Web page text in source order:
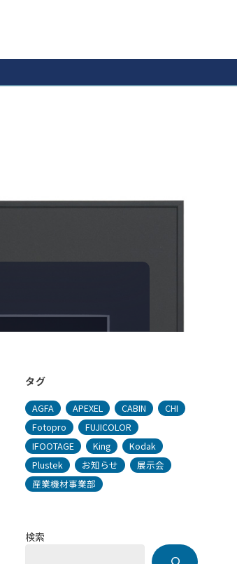
タグ
AGFA APEXEL CABIN
CHI
Fotopro
FUJICOLOR
IFOOTAGE
King
Kodak
Plustek
お知らせ
展示会
産業機材事業部
検索